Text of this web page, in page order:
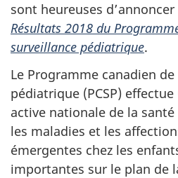
sont heureuses
Résultats 2018 du
surveillance pédiatrique.
Le Programme canadien
pédiatrique (PCSP)
active nationale de la
les maladies et les
émergentes chez les
importantes sur le plan de